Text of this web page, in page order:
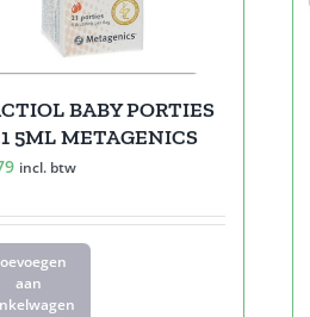
BABY PORTIES
5ML METAGENICS
incl. btw
aan